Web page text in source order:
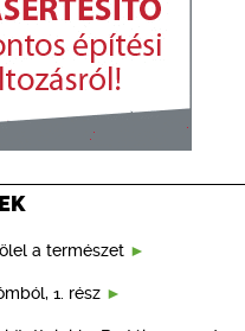
a természet
1. rész